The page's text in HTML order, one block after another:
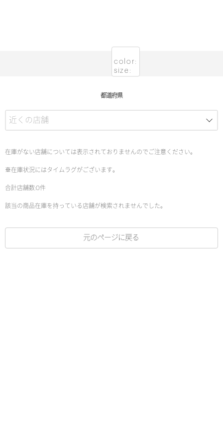
color:
size:
都道府県
在庫がない店舗については表示されておりませんのでご注意ください。
※在庫状況にはタイムラグがございます。
合計店舗数:0件
該当の商品在庫を持っている店舗が検索されませんでした。
元のページに戻る